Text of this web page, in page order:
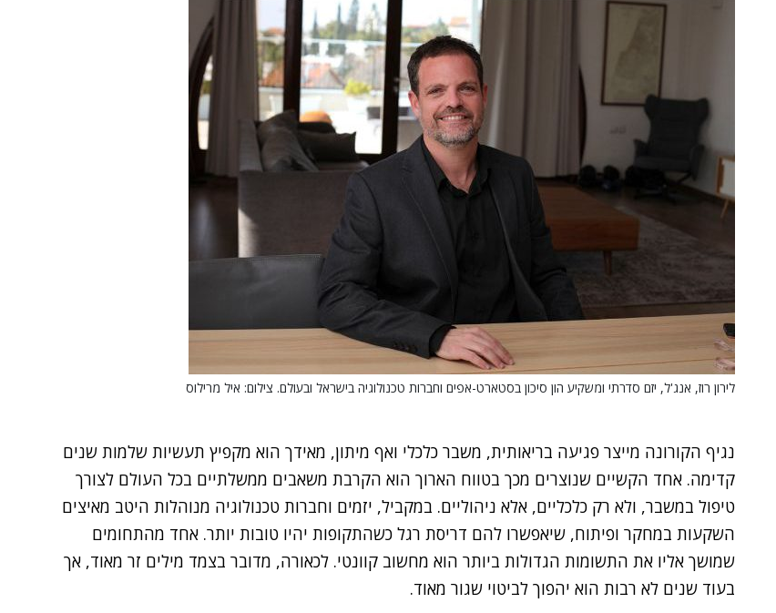
לירון רוז, אנג'ל, יזם סדרתי ומשקיע הון סיכון בסטארט-אפים וחברות טכנולוגיה בישראל ובעולם. צילום: איל מרילוס
נגיף הקורונה מייצר פגיעה בריאותית, משבר כלכלי ואף מיתון, מאידך הוא מקפיץ תעשיות שלמות שנים
קדימה. אחד הקשיים שנוצרים מכך בטווח הארוך הוא הקרבת משאבים ממשלתיים בכל העולם לצורך
טיפול במשבר, ולא רק כלכליים, אלא ניהוליים. במקביל, יזמים וחברות טכנולוגיה מנוהלות היטב מאיצים
השקעות במחקר ופיתוח, שיאפשרו להם דריסת רגל כשהתקופות יהיו טובות יותר. אחד מהתחומים
שמושך אליו את התשומות הגדולות ביותר הוא מחשוב קוונטי. לכאורה, מדובר בצמד מילים זר מאוד, אך
בעוד שנים לא רבות הוא יהפוך לביטוי שגור מאוד.